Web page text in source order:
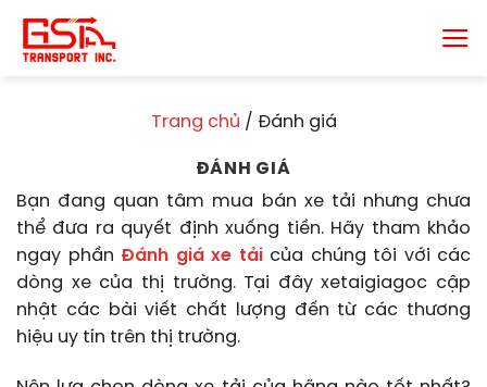
đến
nội
Trang chủ / Đánh giá
ĐÁNH GIÁ
Bạn đang quan tâm mua bán xe tải nhưng chưa
thể đưa ra quyết định xuống tiền. Hãy tham khảo
ngay phần Đánh giá xe tảicủa chúng tôi với các
dòng xe của thị trường. Tại đây xetaigiagoc cập
nhật các bài viết chất lượng đến từ các thương
hiệu uy tín trên thị trường.